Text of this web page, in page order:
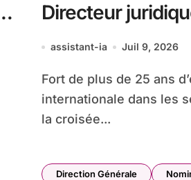
Directeur
Redion et
assistant-ia Juil 9, 2026
Fort de plus de 25 ans d’expérience
internationale dans les
la croisée...
Direction Générale